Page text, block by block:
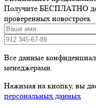
Получите БЕСПЛАТНО
проверенных новостроек
Все данные
менеджерами.
Нажимая на кнопку, вы
персональных данных